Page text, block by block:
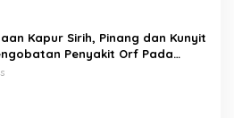
Kapur Sirih, Pinang dan Kunyit
Penyakit Orf Pada